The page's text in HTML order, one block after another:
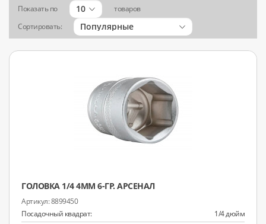
Показать по 10
товаров
Сортировать:
Популярные
ГОЛОВКА 1/4 4ММ 6-ГР. АРСЕНАЛ
8899450
Посадочный квадрат:
1/4 дюйм